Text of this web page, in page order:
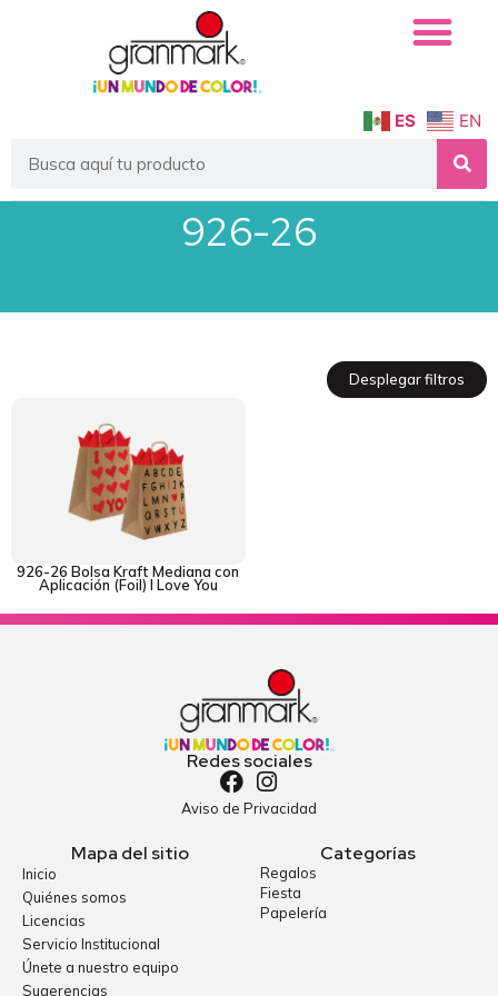
ES EN
926-26
Desplegar filtros
926-26 Bolsa Kraft Mediana con
Aplicación (Foil) I Love You
Redes sociales
Aviso de Privacidad
Mapa del sitio
Inicio
Quiénes somos
Licencias
Servicio Institucional
Únete a nuestro equipo
Sugerencias
Categorías
Regalos
Fiesta
Papelería